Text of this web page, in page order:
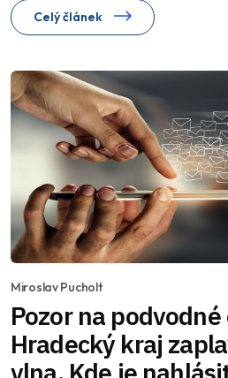
Celý článek
Miroslav Pucholt
Pozor na
Hradecký kraj